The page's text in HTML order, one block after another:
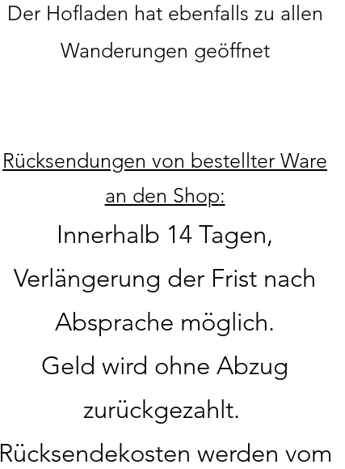
Der Hofladen hat ebenfalls zu allen
Wanderungen geöffnet
Rücksendungen von bestellter Ware
an den Shop:
Innerhalb 14 Tagen,
Verlängerung der Frist nach
Absprache möglich.
Geld wird ohne Abzug
zurückgezahlt.
Rücksendekosten werden vom